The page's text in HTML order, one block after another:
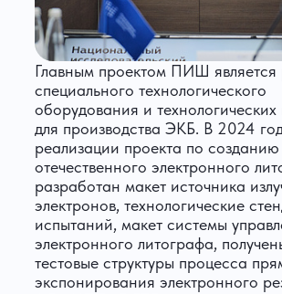
Главным проектом ПИШ является
специального технологического
оборудования и
для производства ЭКБ. В 2024
реализации проекта по созданию
отечественного электронного
разработан макет источника
электронов, технологические
испытаний, макет системы
электронного литографа,
тестовые структуры процесса
экспонирования электронного